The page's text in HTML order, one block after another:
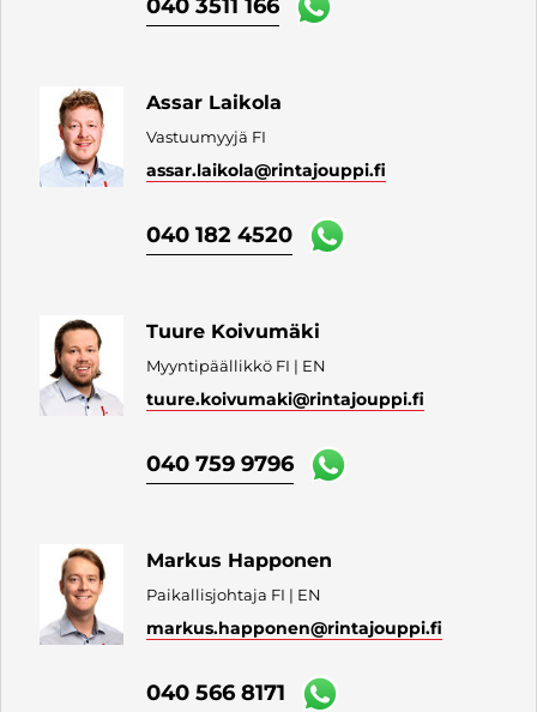
040 3511 166
Assar Laikola
Vastuumyyjä FI
assar.laikola@rintajouppi.fi
040 182 4520
Tuure Koivumäki
Myyntipäällikkö FI | EN
tuure.koivumaki@rintajouppi.fi
040 759 9796
Markus Happonen
Paikallisjohtaja FI | EN
markus.happonen@rintajouppi.fi
040 566 8171